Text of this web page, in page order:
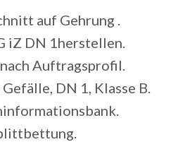
auf Gehrung .
iZ DN 1herstellen.
Auftragsprofil.
DN 1, Klasse B.